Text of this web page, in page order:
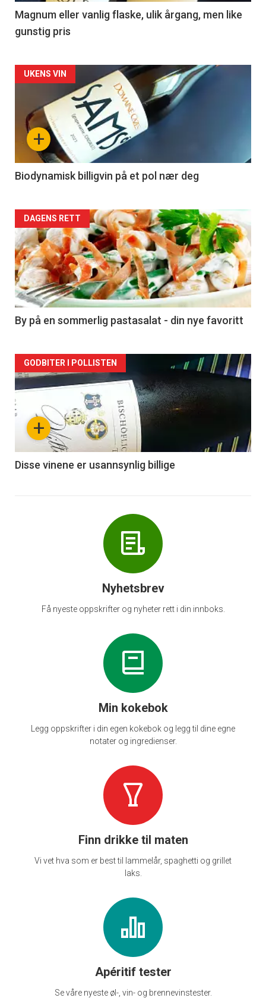
3
Magnum eller vanlig flaske, ulik årgang, men like
gunstig pris
Forsiden
akkurat
nå
4
+
UKENS VIN
Biodynamisk billigvin på et pol nær deg
Forsiden
akkurat
nå
-
5
DAGENS RETT
By på en sommerlig pastasalat - din nye favoritt
Forsiden
akkurat
nå
6
+
GODBITER I POLLISTEN
Disse vinene er usannsynlig billige
Nyhetsbrev
Få nyeste oppskrifter og nyheter rett i din innboks.
Min kokebok
Legg oppskrifter i din egen kokebok og legg til dine egne
notater og ingredienser.
Finn drikke til maten
Vi vet hva som er best til lammelår, spaghetti og grillet
laks.
Apéritif tester
Se våre nyeste øl-, vin- og brennevinstester.